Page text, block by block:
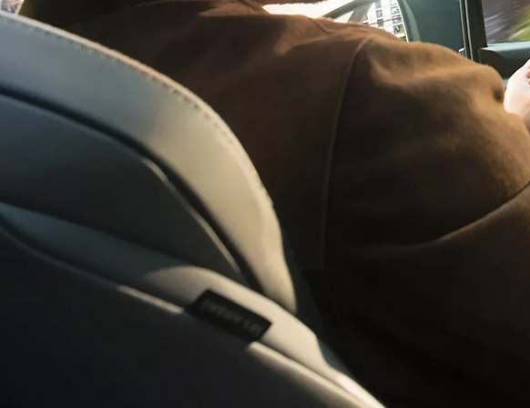
Vanaf € 31.895,-
€ 265,89 p/m*